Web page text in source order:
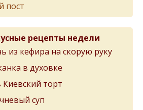
пост
рецепты недели
из кефира на скорую руку
в духовке
торт
суп